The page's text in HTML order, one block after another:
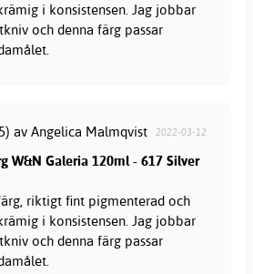
i konsistensen. Jag jobbar
och denna färg passar
av Angelica Malmqvist 2022-03-12
W&N Galeria 120ml - 617 Silver
riktigt fint pigmenterad och
i konsistensen. Jag jobbar
och denna färg passar